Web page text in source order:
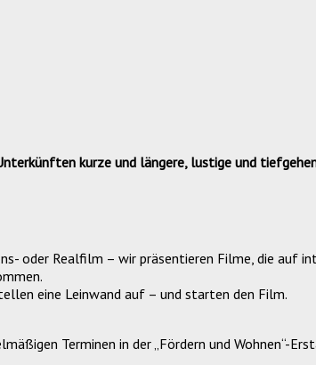
kurze und längere, lustige und
oder Realfilm – wir präsentieren Filme, die auf
eine Leinwand auf – und starten den Film.
Terminen in der „Fördern und Wohnen“-